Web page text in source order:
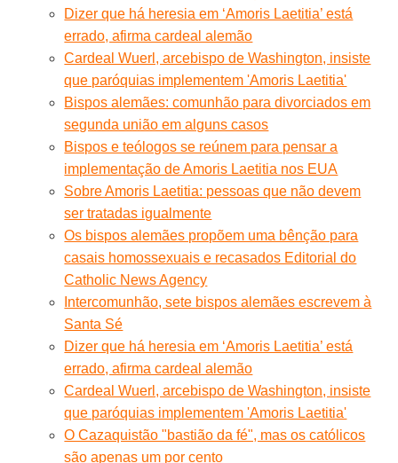
Dizer que há heresia em ‘Amoris Laetitia’ está
errado, afirma cardeal alemão
Cardeal Wuerl, arcebispo de Washington, insiste
que paróquias implementem 'Amoris Laetitia'
Bispos alemães: comunhão para divorciados em
segunda união em alguns casos
Bispos e teólogos se reúnem para pensar a
implementação de Amoris Laetitia nos EUA
Sobre Amoris Laetitia: pessoas que não devem
ser tratadas igualmente
Os bispos alemães propõem uma bênção para
casais homossexuais e recasados Editorial do
Catholic News Agency
Intercomunhão, sete bispos alemães escrevem à
Santa Sé
Dizer que há heresia em ‘Amoris Laetitia’ está
errado, afirma cardeal alemão
Cardeal Wuerl, arcebispo de Washington, insiste
que paróquias implementem 'Amoris Laetitia'
O Cazaquistão "bastião da fé", mas os católicos
são apenas um por cento